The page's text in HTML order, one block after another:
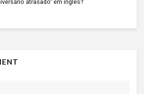
atrasado” em inglês?